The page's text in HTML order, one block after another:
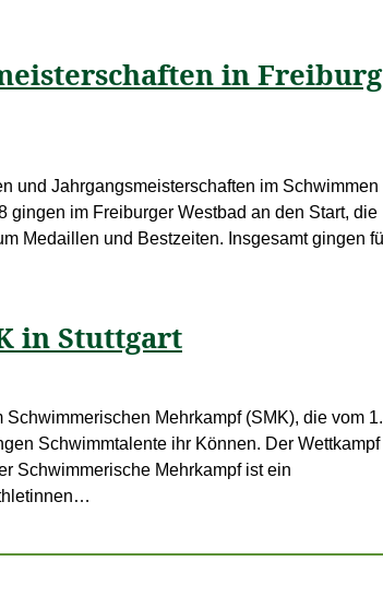
in Freiburg
und Jahrgangsmeisterschaften im Schwimmen
im Freiburger Westbad an den Start, die
Medaillen und Bestzeiten. Insgesamt gingen
in Stuttgart
Mehrkampf (SMK), die vom
Schwimmtalente ihr Können. Der
Schwimmerische Mehrkampf ist ein